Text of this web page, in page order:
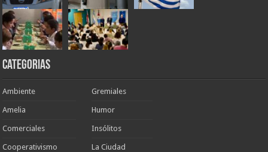
Categorias
Ambiente
Amelia
Comerciales
Cooperativismo
Gremiales
Humor
Insólitos
La Ciudad